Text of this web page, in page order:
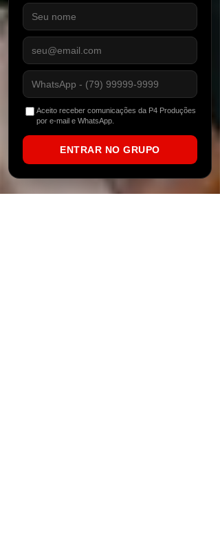
Aceito receber comunicações da P4 Produções
por e-mail e WhatsApp.
ENTRAR NO GRUPO